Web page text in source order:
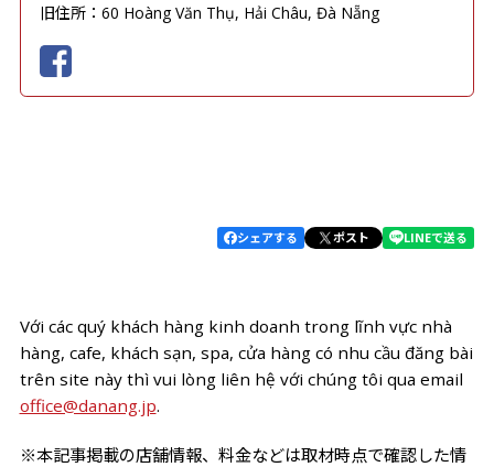
旧住所：60 Hoàng Văn Thụ, Hải Châu, Đà Nẵng
シェアする ポスト LINEで送る
Với các quý khách hàng kinh doanh trong lĩnh vực nhà
hàng, cafe, khách sạn, spa, cửa hàng có nhu cầu đăng bài
trên site này thì vui lòng liên hệ với chúng tôi qua email
office@danang.jp.
※本記事掲載の店舗情報、料金などは取材時点で確認した情